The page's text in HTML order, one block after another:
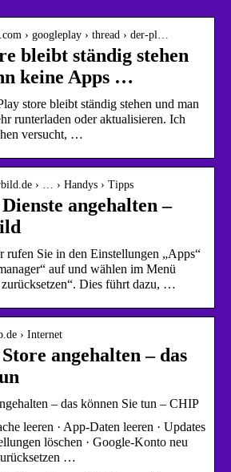
› googleplay › thread › der-pl…
bleibt ständig stehen
keine Apps …
store bleibt ständig stehen und man
runterladen oder aktualisieren. Ich
versucht, …
› … › Handys › Tipps
angehalten –
Sie in den Einstellungen „Apps“
auf und wählen im Menü
Dies führt dazu, …
› Internet
angehalten – das
– das können Sie tun – CHIP
leeren · App-Daten leeren · Updates
löschen · Google-Konto neu
…